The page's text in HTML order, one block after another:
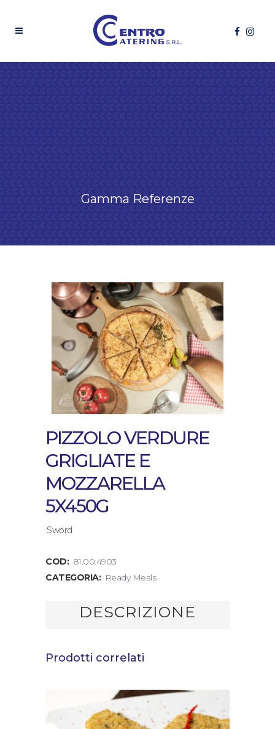
Gamma Referenze
PIZZOLO VERDURE
GRIGLIATE E
MOZZARELLA
5X450G
Sword
COD: 81.00.4903
CATEGORIA: Ready Meals
DESCRIZIONE
Prodotti correlati